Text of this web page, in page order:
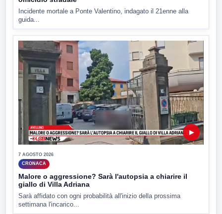
Incidente mortale a Ponte Valentino, indagato il 21enne alla
guida...
▶
7 AGOSTO 2026
CRONACA
Malore o aggressione? Sarà l'autopsia a chiarire il
giallo di Villa Adriana
Sarà affidato con ogni probabilità all'inizio della prossima
settimana l'incarico...